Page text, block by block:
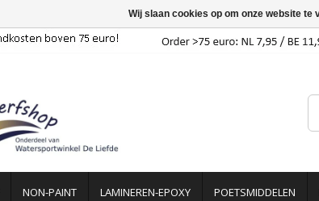
NON-PAINT LAMINEREN-EPOXY POETSMIDDELEN
Wij slaan cookies op om onze website te